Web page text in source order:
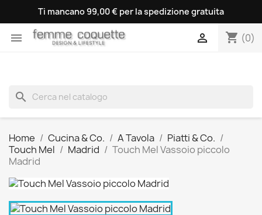
Ti mancano 99,00 € per la spedizione gratuita
 shopping_cart (0)

search
Home Cucina & Co. A Tavola
Piatti & Co.
Touch Mel
Madrid
Touch Mel Vassoio piccolo
Madrid